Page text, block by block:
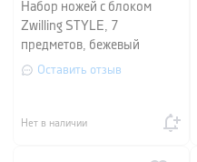
Набор ножей с блоком
Zwilling STYLE, 7
предметов, бежевый
Оставить отзыв
Нет в наличии